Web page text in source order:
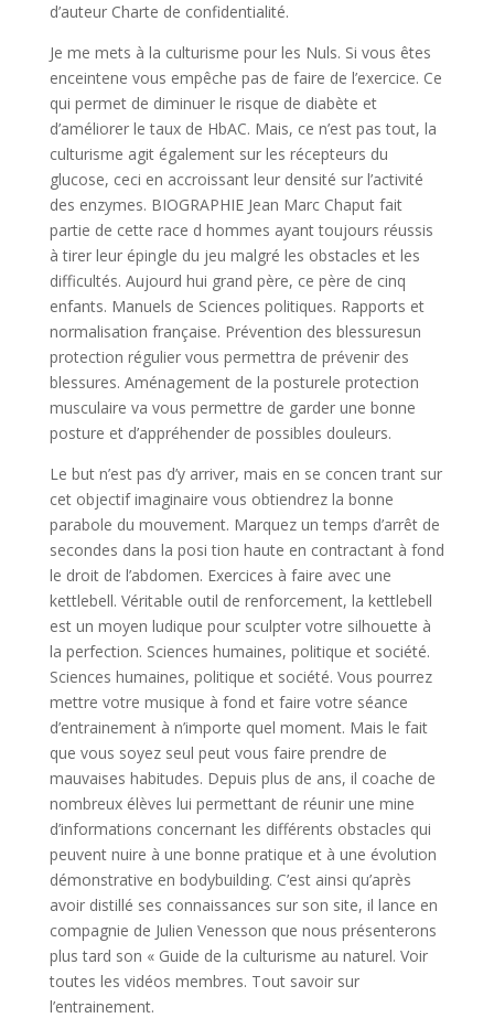
d’auteur Charte de confidentialité.
Je me mets à la culturisme pour les Nuls. Si vous êtes
enceintene vous empêche pas de faire de l’exercice. Ce
qui permet de diminuer le risque de diabète et
d’améliorer le taux de HbAC. Mais, ce n’est pas tout, la
culturisme agit également sur les récepteurs du
glucose, ceci en accroissant leur densité sur l’activité
des enzymes. BIOGRAPHIE Jean Marc Chaput fait
partie de cette race d hommes ayant toujours réussis
à tirer leur épingle du jeu malgré les obstacles et les
difficultés. Aujourd hui grand père, ce père de cinq
enfants. Manuels de Sciences politiques. Rapports et
normalisation française. Prévention des blessuresun
protection régulier vous permettra de prévenir des
blessures. Aménagement de la posturele protection
musculaire va vous permettre de garder une bonne
posture et d’appréhender de possibles douleurs.
Le but n’est pas d’y arriver, mais en se concen trant sur
cet objectif imaginaire vous obtiendrez la bonne
parabole du mouvement. Marquez un temps d’arrêt de
secondes dans la posi tion haute en contractant à fond
le droit de l’abdomen. Exercices à faire avec une
kettlebell. Véritable outil de renforcement, la kettlebell
est un moyen ludique pour sculpter votre silhouette à
la perfection. Sciences humaines, politique et société.
Sciences humaines, politique et société. Vous pourrez
mettre votre musique à fond et faire votre séance
d’entrainement à n’importe quel moment. Mais le fait
que vous soyez seul peut vous faire prendre de
mauvaises habitudes. Depuis plus de ans, il coache de
nombreux élèves lui permettant de réunir une mine
d’informations concernant les différents obstacles qui
peuvent nuire à une bonne pratique et à une évolution
démonstrative en bodybuilding. C’est ainsi qu’après
avoir distillé ses connaissances sur son site, il lance en
compagnie de Julien Venesson que nous présenterons
plus tard son « Guide de la culturisme au naturel. Voir
toutes les vidéos membres. Tout savoir sur
l’entrainement.